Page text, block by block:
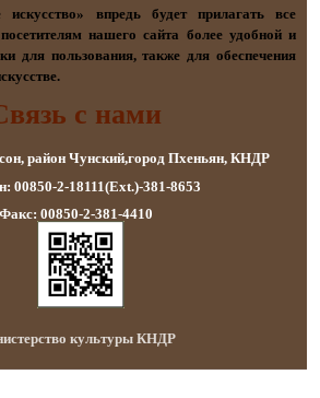
искусство» впредь будет прилагать все
нашего сайта более удобной и
для пользования, также для обеспечения
с нами
район Чунский,город Пхеньян, КНДР
00850-2-18111(Ext.)-381-8653
Факс: 00850-2-381-4410
культуры КНДР